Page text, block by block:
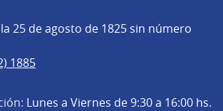
25 de agosto de 1825 sin número
1885
Lunes a Viernes de 9:30 a 16:00 hs.